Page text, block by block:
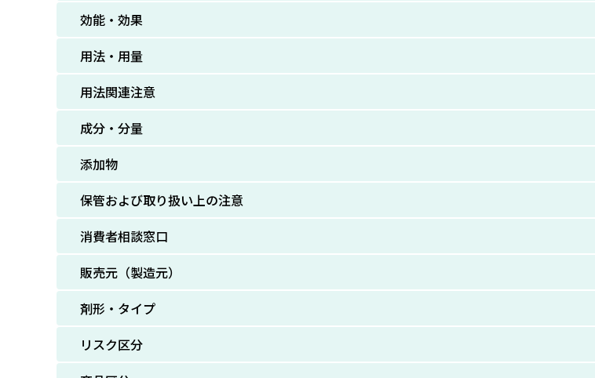
効能・効果
用法・用量
用法関連注意
成分・分量
添加物
保管および取り扱い上の注意
消費者相談窓口
販売元（製造元）
剤形・タイプ
リスク区分